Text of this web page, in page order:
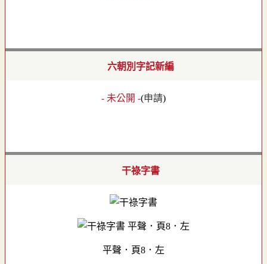
六朝別字記新編
- 未公開 -(申請)
干祿字書
平聲．頁8．左